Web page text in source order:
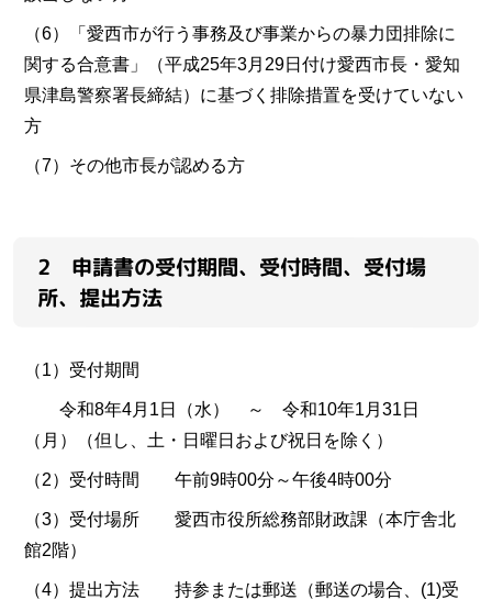
（6）「愛西市が行う事務及び事業からの暴力団排除に
関する合意書」（平成25年3月29日付け愛西市長・愛知
県津島警察署長締結）に基づく排除措置を受けていない
方
（7）その他市長が認める方
2 申請書の受付期間、受付時間、受付場
所、提出方法
（1）受付期間
令和8年4月1日（水） ～ 令和10年1月31日
（月）（但し、土・日曜日および祝日を除く）
（2）受付時間 午前9時00分～午後4時00分
（3）受付場所 愛西市役所総務部財政課（本庁舎北
館2階）
（4）提出方法 持参または郵送（郵送の場合、(1)受